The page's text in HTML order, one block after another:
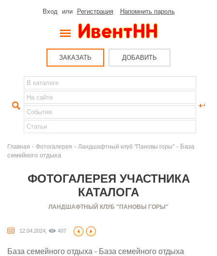
Вход или Регистрация Напомнить пароль
ЗАКАЗАТЬ ДОБАВИТЬ
Главная - Фотогалерея - Ландшафтный клуб "Пановы горы" - База
семейного отдыха
ФОТОГАЛЕРЕЯ УЧАСТНИКА
КАТАЛОГА
ЛАНДШАФТНЫЙ КЛУБ "ПАНОВЫ ГОРЫ"
12.04.2024, 407
База семейного отдыха - База семейного отдыха